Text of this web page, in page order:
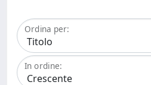
Ordina per:
In ordine: